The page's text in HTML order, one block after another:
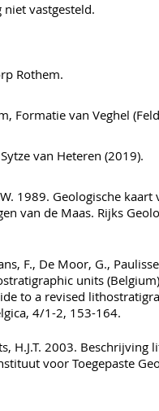
niet vastgesteld.
Rothem.
Formatie van Veghel
van Heteren (2019).
1989. Geologische
van de Maas. Rijks
F., De Moor, G.,
units
to a revised
4/1-2, 153-164.
H.J.T. 2003. Beschrijving
voor Toegepaste